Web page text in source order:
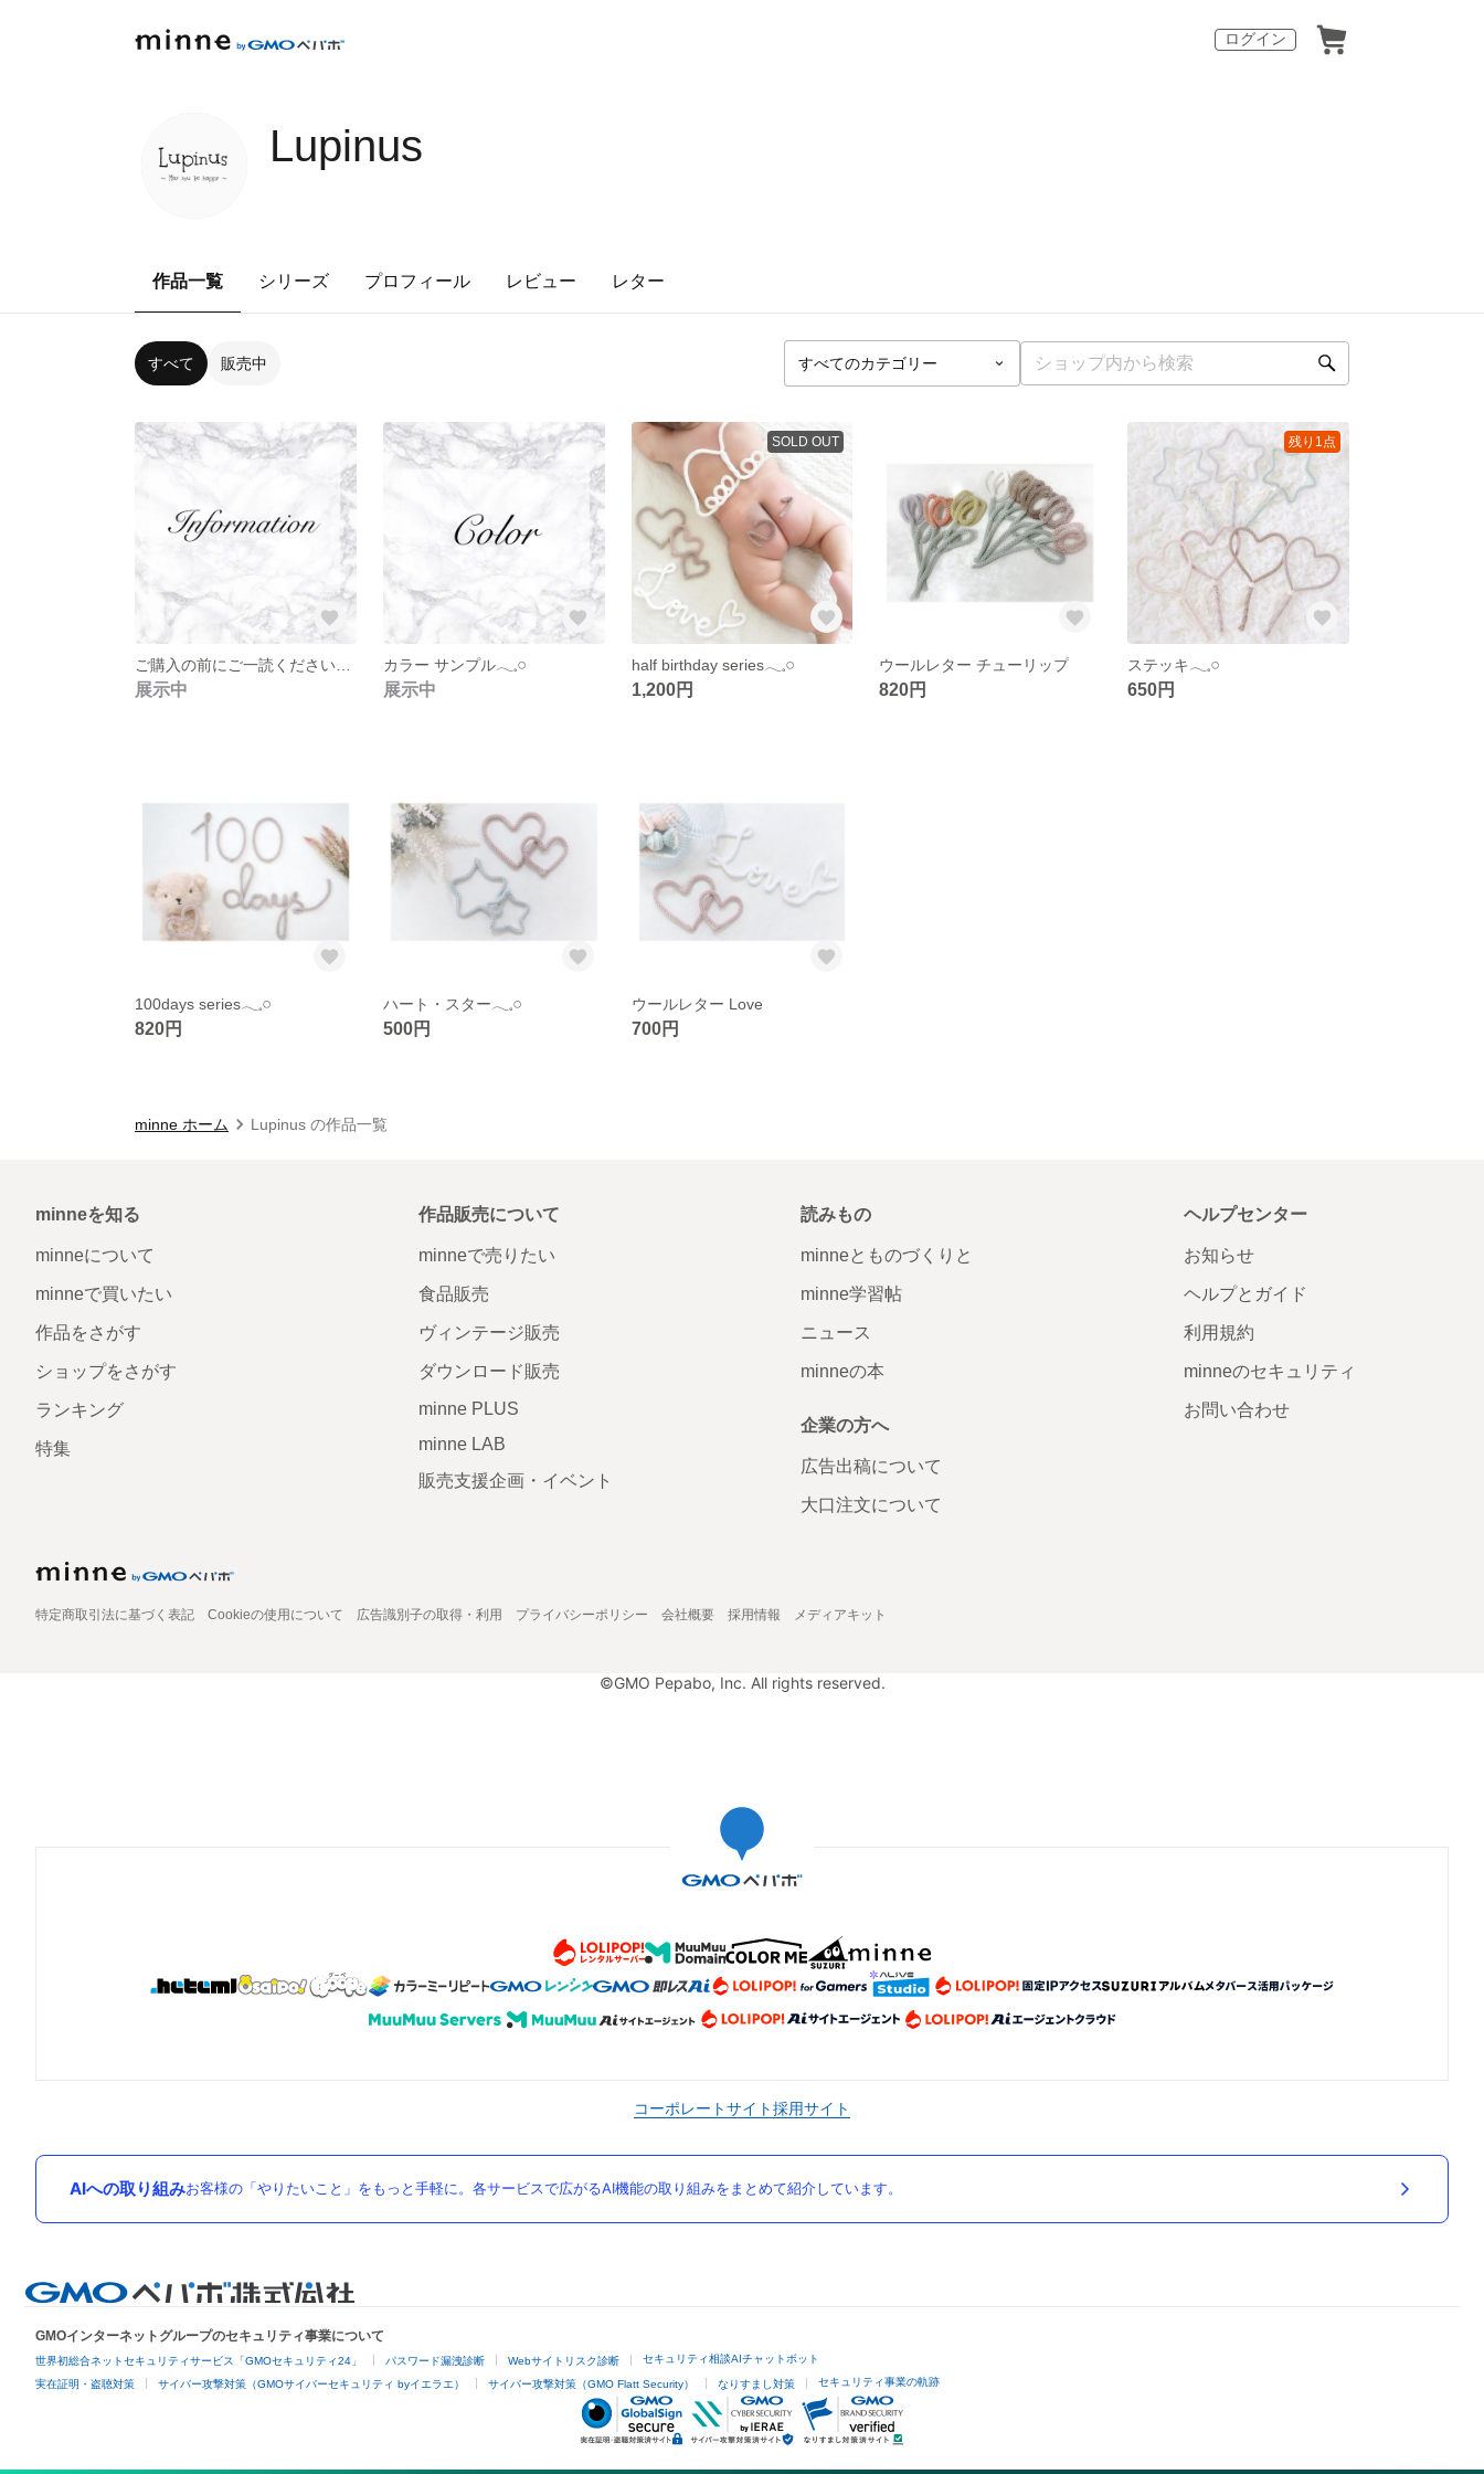
ログイン
Lupinus
作品一覧 シリーズ プロフィール レビュー レター
すべて 販売中
展示中
カラー サンプル𓂃𓈒𓏸
展示中
SOLD OUT
half birthday series𓂃𓈒𓏸
1,200円
ウールレター チューリップ
820円
残り1点
ステッキ𓂃𓈒𓏸
650円
100days series𓂃𓈒𓏸
820円
ハート・スター𓂃𓈒𓏸
500円
ウールレター Love
700円
minne ホーム Lupinus の作品一覧
minneを知る
minneについて
minneで買いたい
作品をさがす
ショップをさがす
ランキング
特集
作品販売について
minneで売りたい
食品販売
ヴィンテージ販売
ダウンロード販売
minne PLUS
minne LAB
販売支援企画・イベント
読みもの
minneとものづくりと
minne学習帖
ニュース
minneの本
企業の方へ
広告出稿について
大口注文について
ヘルプセンター
お知らせ
ヘルプとガイド
利用規約
minneのセキュリティ
お問い合わせ
特定商取引法に基づく表記 Cookieの使用について 広告識別子の取得・利用 プライバシーポリシー 会社概要 採用情報 メディアキット
©GMO Pepabo, Inc. All rights reserved.
コーポレートサイト採用サイト
AIへの取り組みお客様の「やりたいこと」をもっと手軽に。各サービスで広がるAI機能の取り組みをまとめて紹介しています。
GMOインターネットグループのセキュリティ事業について
世界初総合ネットセキュリティサービス「GMOセキュリティ24」 パスワード漏洩診断 Webサイトリスク診断 セキュリティ相談AIチャットボット
実在証明・盗聴対策 サイバー攻撃対策（GMOサイバーセキュリティ byイエラエ） サイバー攻撃対策（GMO Flatt Security） なりすまし対策 セキュリティ事業の軌跡